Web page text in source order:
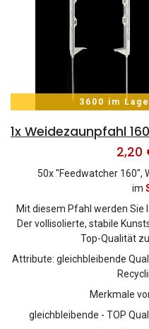
3600 im
2,20
50x "Feedwatcher 160",
im
Mit diesem Pfahl werden Sie
Der vollisolierte, stabile
Top-Qualität
Attribute: gleichbleibende
Merkmale
gleichbleibende - TOP